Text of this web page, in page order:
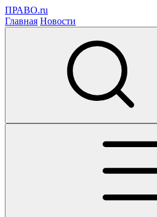
ПРАВО.ru
Главная Новости